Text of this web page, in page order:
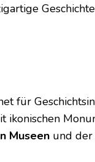
für
ikonischen
Museen und der